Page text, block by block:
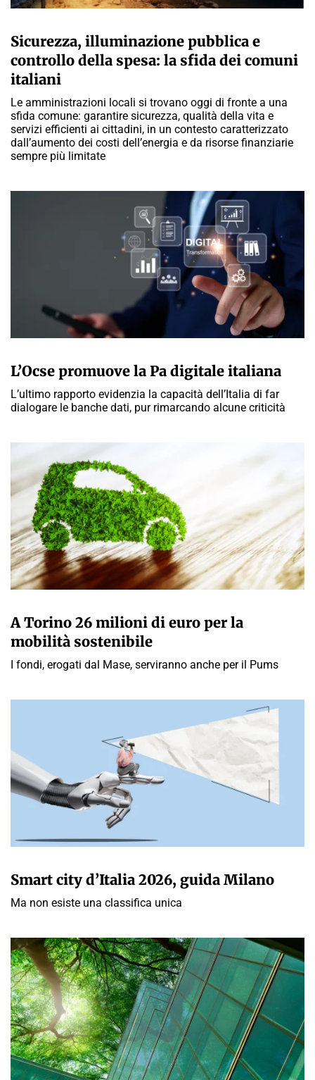
Sicurezza, illuminazione pubblica e
controllo della spesa: la sfida dei comuni
italiani
Le amministrazioni locali si trovano oggi di fronte a una
sfida comune: garantire sicurezza, qualità della vita e
servizi efficienti ai cittadini, in un contesto caratterizzato
dall’aumento dei costi dell’energia e da risorse finanziarie
sempre più limitate
L’Ocse promuove la Pa digitale italiana
L’ultimo rapporto evidenzia la capacità dell’Italia di far
dialogare le banche dati, pur rimarcando alcune criticità
A Torino 26 milioni di euro per la
mobilità sostenibile
I fondi, erogati dal Mase, serviranno anche per il Pums
Smart city d’Italia 2026, guida Milano
Ma non esiste una classifica unica